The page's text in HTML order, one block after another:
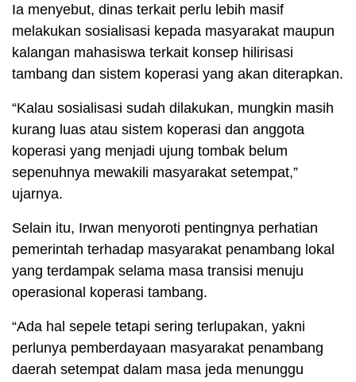
Ia menyebut, dinas terkait perlu lebih masif
melakukan sosialisasi kepada masyarakat maupun
kalangan mahasiswa terkait konsep hilirisasi
tambang dan sistem koperasi yang akan diterapkan.
“Kalau sosialisasi sudah dilakukan, mungkin masih
kurang luas atau sistem koperasi dan anggota
koperasi yang menjadi ujung tombak belum
sepenuhnya mewakili masyarakat setempat,”
ujarnya.
Selain itu, Irwan menyoroti pentingnya perhatian
pemerintah terhadap masyarakat penambang lokal
yang terdampak selama masa transisi menuju
operasional koperasi tambang.
“Ada hal sepele tetapi sering terlupakan, yakni
perlunya pemberdayaan masyarakat penambang
daerah setempat dalam masa jeda menunggu